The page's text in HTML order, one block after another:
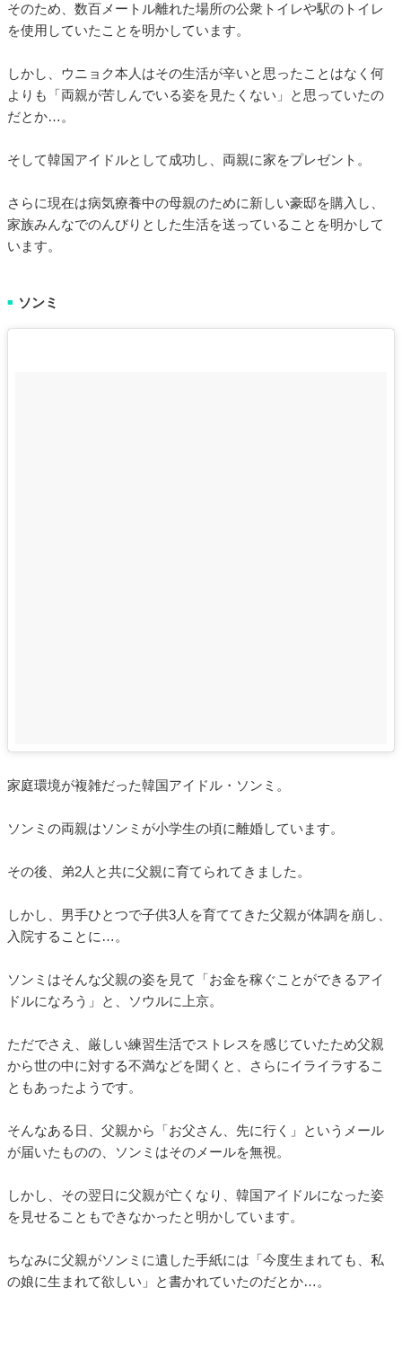
そのため、数百メートル離れた場所の公衆トイレや駅のトイレ
を使用していたことを明かしています。
しかし、ウニョク本人はその生活が辛いと思ったことはなく何
よりも「両親が苦しんでいる姿を見たくない」と思っていたの
だとか…。
そして韓国アイドルとして成功し、両親に家をプレゼント。
さらに現在は病気療養中の母親のために新しい豪邸を購入し、
家族みんなでのんびりとした生活を送っていることを明かして
います。
■ ソンミ
家庭環境が複雑だった韓国アイドル・ソンミ。
ソンミの両親はソンミが小学生の頃に離婚しています。
その後、弟2人と共に父親に育てられてきました。
しかし、男手ひとつで子供3人を育ててきた父親が体調を崩し、
入院することに…。
ソンミはそんな父親の姿を見て「お金を稼ぐことができるアイ
ドルになろう」と、ソウルに上京。
ただでさえ、厳しい練習生活でストレスを感じていたため父親
から世の中に対する不満などを聞くと、さらにイライラするこ
ともあったようです。
そんなある日、父親から「お父さん、先に行く」というメール
が届いたものの、ソンミはそのメールを無視。
しかし、その翌日に父親が亡くなり、韓国アイドルになった姿
を見せることもできなかったと明かしています。
ちなみに父親がソンミに遺した手紙には「今度生まれても、私
の娘に生まれて欲しい」と書かれていたのだとか…。